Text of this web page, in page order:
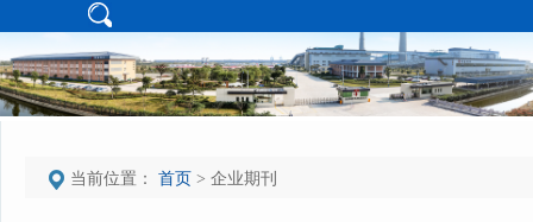
当前位置： 首页> 企业期刊